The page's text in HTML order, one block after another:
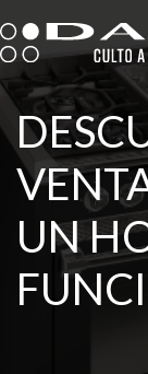
al
contenido
UN